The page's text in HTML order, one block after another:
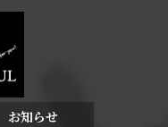
お知らせ